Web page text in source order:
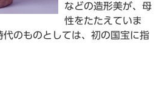
などの造形美が、母
性をたたえていま
のものとしては、初の国宝に指